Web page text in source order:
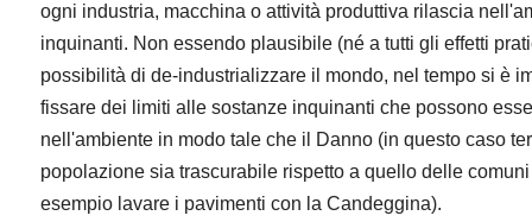
ogni industria, macchina o attività produttiva rilascia
inquinanti. Non essendo plausibile (né a tutti gli effetti
possibilità di de-industrializzare il mondo, nel tempo si è
fissare dei limiti alle sostanze inquinanti che possono
nell'ambiente in modo tale che il Danno (in questo caso
popolazione sia trascurabile rispetto a quello delle
esempio lavare i pavimenti con la Candeggina).